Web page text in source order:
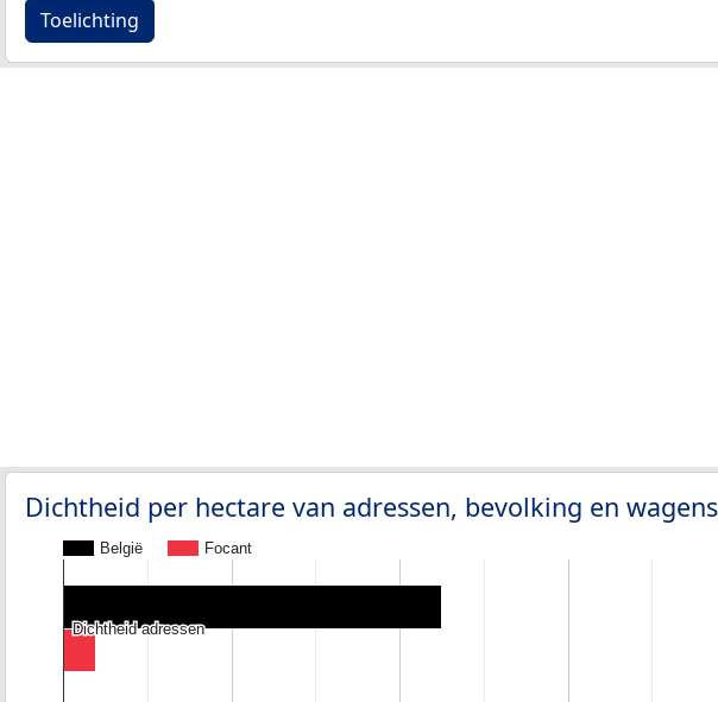
Toelichting
Dichtheid per hectare van adressen, bevolking en wagens
België Focant
Dichtheid adressen
Dichtheid adressen